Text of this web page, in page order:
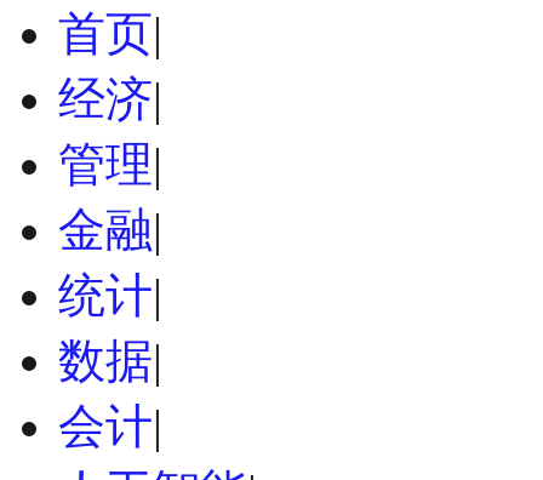
首页|
经济|
管理|
金融|
统计|
数据|
会计|